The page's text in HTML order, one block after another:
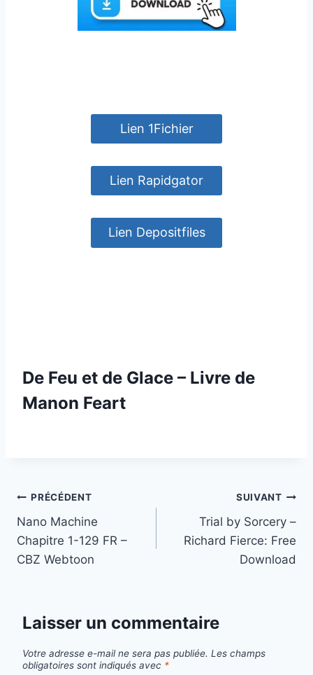
Lien 1Fichier
Lien Rapidgator
Lien Depositfiles
De Feu et de Glace – Livre de
Manon Feart
Navigation
de
l’article
PRÉCÉDENT
Nano Machine
Chapitre 1-129 FR –
CBZ Webtoon
SUIVANT
Trial by Sorcery –
Richard Fierce: Free
Download
Laisser un commentaire
Votre adresse e-mail ne sera pas publiée. Les champs
obligatoires sont indiqués avec *